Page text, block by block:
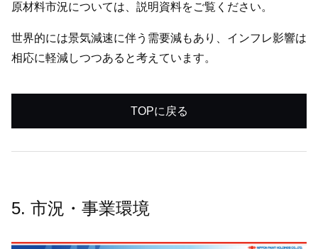
原材料市況については、説明資料をご覧ください。
世界的には景気減速に伴う需要減もあり、インフレ影響は
相応に軽減しつつあると考えています。
TOPに戻る
5. 市況・事業環境